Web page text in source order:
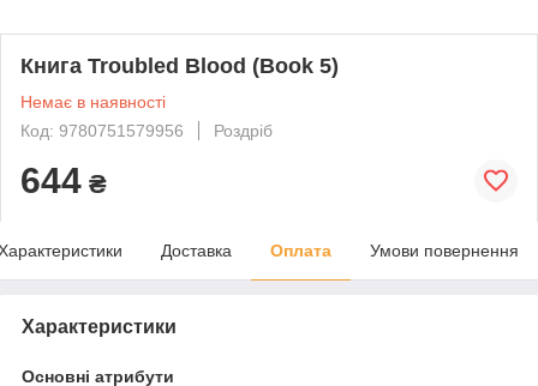
Книга Troubled Blood (Book 5)
Немає в наявності
Код: 9780751579956
Роздріб
644 ₴
Доставка Оплата Умови повернення
Характеристики
Основні атрибути